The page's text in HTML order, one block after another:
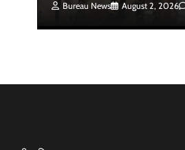
Bureau News August 2, 2026